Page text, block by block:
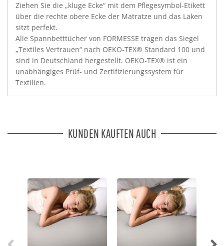
Ziehen Sie die „kluge Ecke“ mit dem Pflegesymbol-Etikett
über die rechte obere Ecke der Matratze und das Laken
sitzt perfekt.
Alle Spannbetttücher von FORMESSE tragen das Siegel
„Textiles Vertrauen“ nach OEKO-TEX® Standard 100 und
sind in Deutschland hergestellt. OEKO-TEX® ist ein
unabhängiges Prüf- und Zertifizierungssystem für
Textilien.
KUNDEN KAUFTEN AUCH